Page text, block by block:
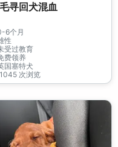
寻回犬混血
6个月
性
受过教育
费领养
国塞特犬
1045 次浏览